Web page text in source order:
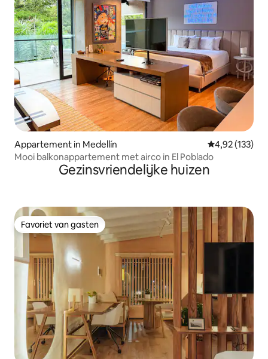
Appartement in Medellín Gemiddelde
4,92 (133)
Mooi balkonappartement met airco in El Poblado
Gezinsvriendelijke huizen
Favoriet van gasten
Favoriet van gasten